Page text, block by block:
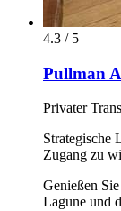
4.3 / 5
Pullman
Privater
Strategische
Zugang zu
Genießen
Lagune und